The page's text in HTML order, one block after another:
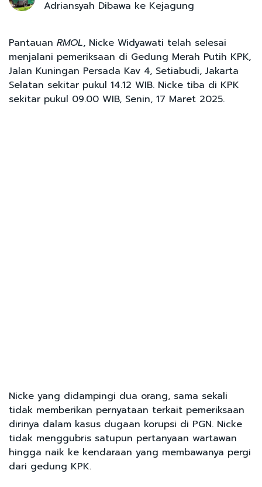
Adriansyah Dibawa ke Kejagung
Pantauan RMOL, Nicke Widyawati telah selesai
menjalani pemeriksaan di Gedung Merah Putih KPK,
Jalan Kuningan Persada Kav 4, Setiabudi, Jakarta
Selatan sekitar pukul 14.12 WIB. Nicke tiba di KPK
sekitar pukul 09.00 WIB, Senin, 17 Maret 2025.
Nicke yang didampingi dua orang, sama sekali
tidak memberikan pernyataan terkait pemeriksaan
dirinya dalam kasus dugaan korupsi di PGN. Nicke
tidak menggubris satupun pertanyaan wartawan
hingga naik ke kendaraan yang membawanya pergi
dari gedung KPK.